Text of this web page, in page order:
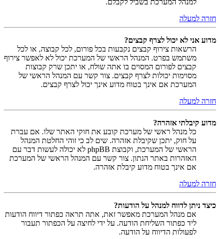
למנהל המערכת בשביל לקבלם.
חזרה למעלה
מדוע אני לא יכול לצרף קבצים?
הרשאות צירוף קבצים נקבעות בכל פורום, לכל קבוצה, או לכל
משתמש בפרט. המנהל הראשי של המערכת יכול לא לאפשר צירוף
קבצים לפורום המסוים בו אתה שולח, או יתכן שרק קבוצות
מסוימות יכולות לצרף קבצים. צור קשר עם המנהל הראשי של
המערכת אם אינך בטוח מדוע אינך יכול לצרף קבצים.
חזרה למעלה
מדוע קיבלתי אזהרה?
כל מנהל ראשי של מערכת קובע את חוקי האתר שלו. אם עברת
על חוק, יתכן שקיבלת אזהרה. שים לב כי זוהי החלטת המנהל
הראשי של המערכת, וקבוצת phpBB לא יכולה לעשות דבר עם
האזהרות באתר הנתון. צור קשר עם המנהל הראשי של המערכת
אם אינך בטוח מדוע קיבלת אזהרה.
חזרה למעלה
כיצד ניתן לדווח למנהל על הודעות?
אם מנהל המערכת מאפשר זאת, אתה תראה כפתור דיווח הודעות
ליד כפתור השליחת הודעה. על ידי לחיצה על הכפתור תעבור
לפעולות הדיווח על הודעה.